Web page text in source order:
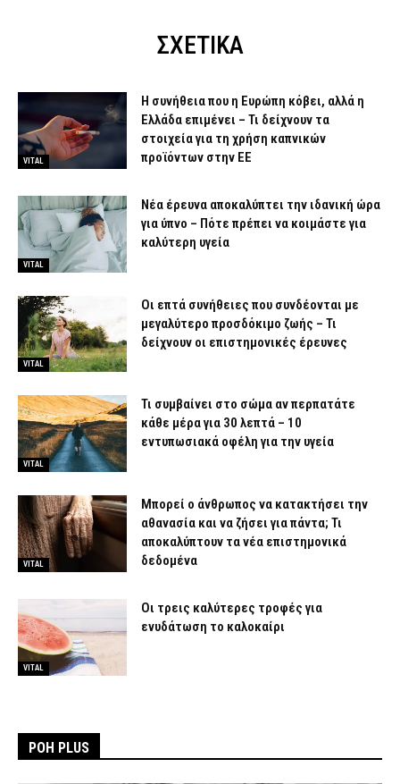
ΣΧΕΤΙΚΑ
VITAL
Η συνήθεια που η Ευρώπη κόβει, αλλά η
Ελλάδα επιμένει – Τι δείχνουν τα
στοιχεία για τη χρήση καπνικών
προϊόντων στην ΕΕ
VITAL
Νέα έρευνα αποκαλύπτει την ιδανική ώρα
για ύπνο – Πότε πρέπει να κοιμάστε για
καλύτερη υγεία
VITAL
Οι επτά συνήθειες που συνδέονται με
μεγαλύτερο προσδόκιμο ζωής – Τι
δείχνουν οι επιστημονικές έρευνες
VITAL
Τι συμβαίνει στο σώμα αν περπατάτε
κάθε μέρα για 30 λεπτά – 10
εντυπωσιακά οφέλη για την υγεία
VITAL
Μπορεί ο άνθρωπος να κατακτήσει την
αθανασία και να ζήσει για πάντα; Τι
αποκαλύπτουν τα νέα επιστημονικά
δεδομένα
VITAL
Οι τρεις καλύτερες τροφές για
ενυδάτωση το καλοκαίρι
ΡΟΗ PLUS